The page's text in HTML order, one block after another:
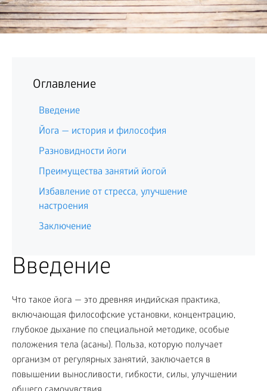
Оглавление
Введение
Йога — история и философия
Разновидности йоги
Преимущества занятий йогой
Избавление от стресса, улучшение
настроения
Заключение
Введение
Что такое йога — это древняя индийская практика,
включающая философские установки, концентрацию,
глубокое дыхание по специальной методике, особые
положения тела (асаны). Польза, которую получает
организм от регулярных занятий, заключается в
повышении выносливости, гибкости, силы, улучшении